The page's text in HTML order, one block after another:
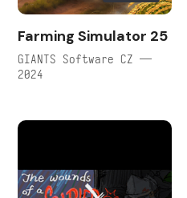
Farming Simulator 25
GIANTS Software CZ —
2024